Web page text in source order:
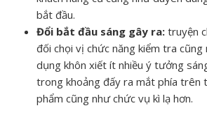
bắt đầu.
Đổi bắt đầu sáng gây ra: truyện
đối chọi vị chức năng kiểm tra
dụng khôn xiết ít nhiều ý tưởng
trong khoảng đấy ra mắt phía trên
phẩm cũng như chức vụ kì lạ hơn.